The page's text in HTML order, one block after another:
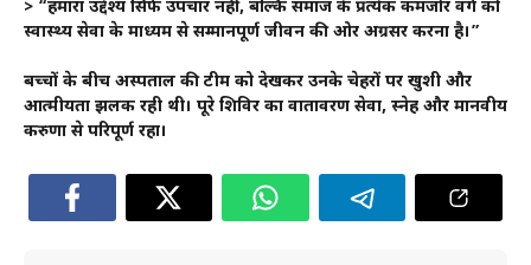
> “हमारा उद्देश्य सिर्फ उपचार नहीं, बल्कि समाज के प्रत्येक कमजोर वर्ग को
स्वास्थ्य सेवा के माध्यम से सम्मानपूर्ण जीवन की ओर अग्रसर करना है।”
बच्चों के बीच अस्पताल की टीम को देखकर उनके चेहरों पर खुशी और
आत्मीयता झलक रही थी। पूरे शिविर का वातावरण सेवा, स्नेह और मानवीय
करुणा से परिपूर्ण रहा।